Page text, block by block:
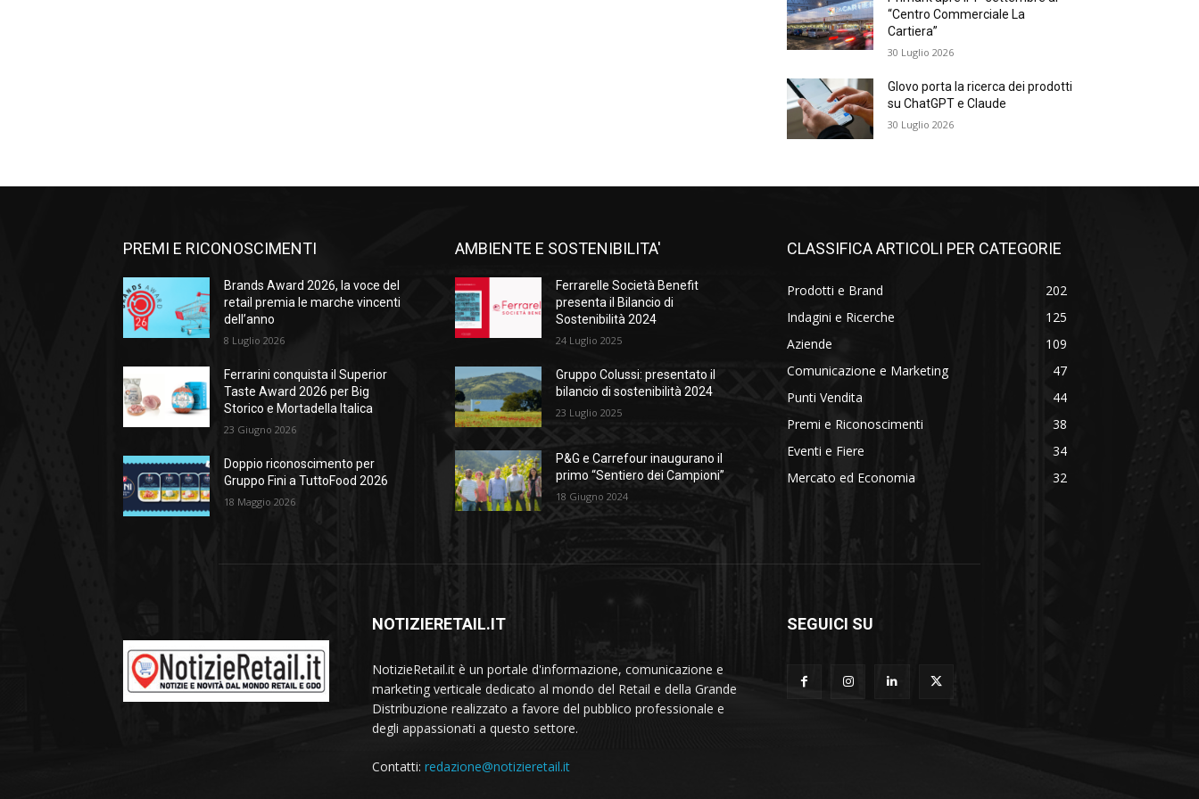
“Centro Commerciale La
Cartiera”
30 Luglio 2026
Glovo porta la ricerca dei prodotti
su ChatGPT e Claude
30 Luglio 2026
PREMI E RICONOSCIMENTI
Brands Award 2026, la voce del
retail premia le marche vincenti
dell’anno
8 Luglio 2026
Ferrarini conquista il Superior
Taste Award 2026 per Big
Storico e Mortadella Italica
23 Giugno 2026
Doppio riconoscimento per
Gruppo Fini a TuttoFood 2026
18 Maggio 2026
AMBIENTE E SOSTENIBILITA'
Ferrarelle Società Benefit
presenta il Bilancio di
Sostenibilità 2024
24 Luglio 2025
Gruppo Colussi: presentato il
bilancio di sostenibilità 2024
23 Luglio 2025
P&G e Carrefour inaugurano il
primo “Sentiero dei Campioni”
18 Giugno 2024
CLASSIFICA ARTICOLI PER CATEGORIE
Prodotti e Brand
202
Indagini e Ricerche
125
Aziende
109
Comunicazione e Marketing
47
Punti Vendita
44
Premi e Riconoscimenti
38
Eventi e Fiere
34
Mercato ed Economia
32
NOTIZIERETAIL.IT
NotizieRetail.it è un portale d'informazione, comunicazione e
marketing verticale dedicato al mondo del Retail e della Grande
Distribuzione realizzato a favore del pubblico professionale e
degli appassionati a questo settore.
Contatti: redazione@notizieretail.it
SEGUICI SU